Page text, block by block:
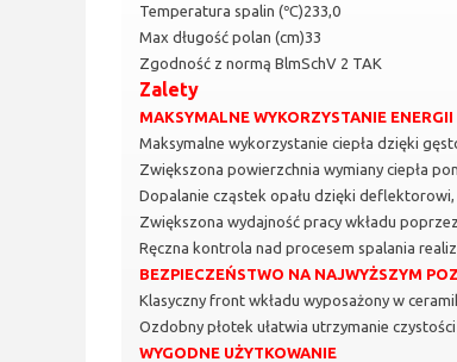
Temperatura spalin (℃)233,0
Max długość polan (cm)33
Zgodność z normą BlmSchV 2 TAK
Zalety
MAKSYMALNE WYKORZYSTANIE ENERGII
Maksymalne wykorzystanie ciepła dzięki
Zwiększona powierzchnia wymiany ciepła
Dopalanie cząstek opału dzięki deflektorowi,
Zwiększona wydajność pracy wkładu
Ręczna kontrola nad procesem spalania
BEZPIECZEŃSTWO NA NAJWYŻSZYM
Klasyczny front wkładu wyposażony w
Ozdobny płotek ułatwia utrzymanie
WYGODNE UŻYTKOWANIE